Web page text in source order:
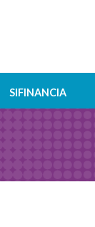
SIFINANCIA